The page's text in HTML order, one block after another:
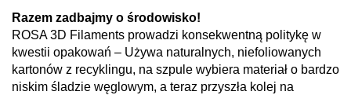
Razem zadbajmy o środowisko!
ROSA 3D Filaments prowadzi konsekwentną politykę w
kwestii opakowań – Używa naturalnych, niefoliowanych
kartonów z recyklingu, na szpule wybiera materiał o bardzo
niskim śladzie węglowym, a teraz przyszła kolej na